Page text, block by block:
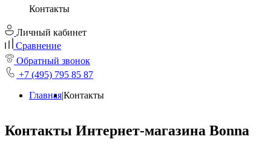
Контакты
Личный кабинет
Сравнение
Обратный звонок
+7 (495) 795 85 87
Главная|Контакты
Контакты Интернет-магазина Bonna